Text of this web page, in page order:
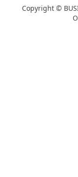
Copyright ©